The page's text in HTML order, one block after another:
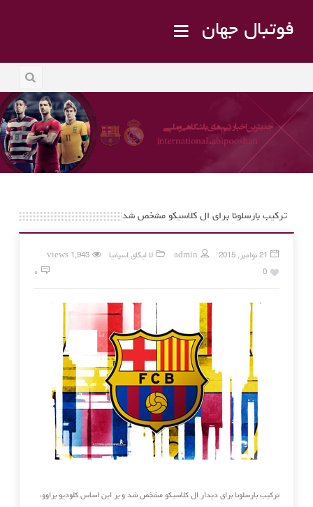
فوتبال جهان
ترکیب بارسلونا برای ال کلاسیکو مشخص شد
21 نوامبر, 2015 admin لا لیگای اسپانیا
1,943 views
0
۰
ترکیب بارسلونا برای دیدار ال کلاسیکو مشخص شد و بر این اساس کلودیو براوو،